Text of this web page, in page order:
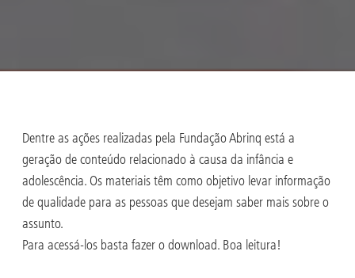
Dentre as ações realizadas pela Fundação Abrinq está a
geração de conteúdo relacionado à causa da infância e
adolescência. Os materiais têm como objetivo levar informação
de qualidade para as pessoas que desejam saber mais sobre o
assunto.
Para acessá-los basta fazer o download. Boa leitura!